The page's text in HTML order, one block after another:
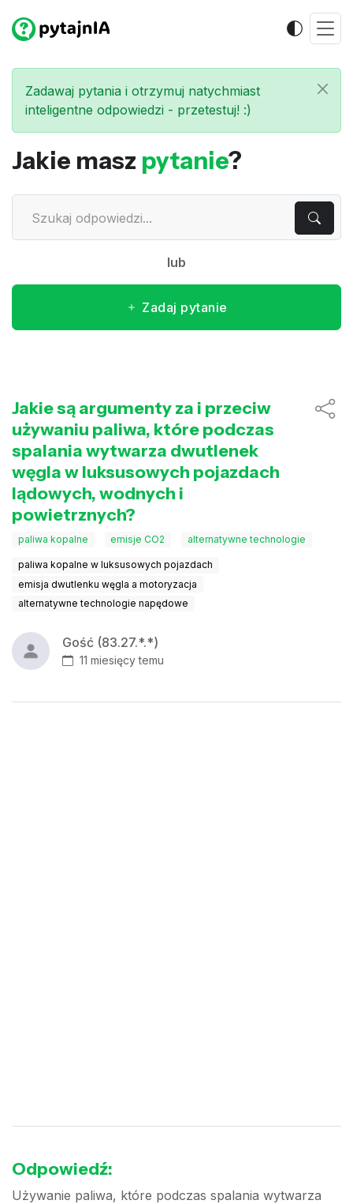
Zadawaj pytania i otrzymuj natychmiast
inteligentne odpowiedzi - przetestuj! :)
Jakie masz pytanie?
lub
Zadaj pytanie
Jakie są argumenty za i przeciw
używaniu paliwa, które podczas
spalania wytwarza dwutlenek
węgla w luksusowych pojazdach
lądowych, wodnych i
powietrznych?
paliwa kopalne emisje CO2 alternatywne technologie
paliwa kopalne w luksusowych pojazdach
emisja dwutlenku węgla a motoryzacja
alternatywne technologie napędowe
Gość (83.27.*.*)
11 miesięcy temu
Odpowiedź:
Używanie paliwa, które podczas spalania wytwarza